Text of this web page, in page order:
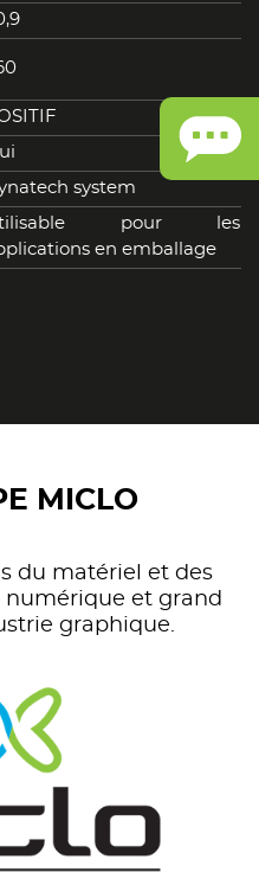
system
pour les
en emballage
MICLO
du matériel et des
numérique et grand
graphique.